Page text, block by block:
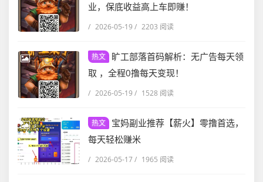
业，保底收益高上车即赚！
/ 2026-05-19 / 2203 阅读
热文
旷工部落首码解析：无广告每天领
取 ，全程0撸每天变现！
/ 2026-05-19 / 1528 阅读
热文
宝妈副业推荐【薪火】零撸首选，
每天轻松赚米
/ 2026-05-17/ 1965 阅读